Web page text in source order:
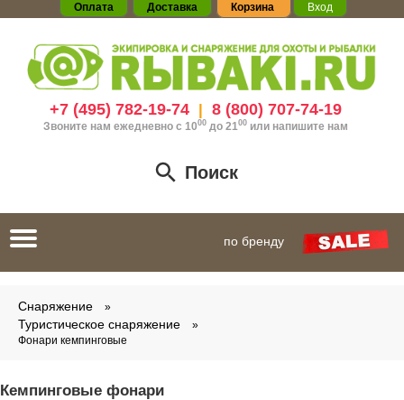
Оплата Доставка Корзина Вход
+7 (495) 782-19-74| 8 (800) 707-74-19
Звоните нам ежедневно с 1000до 21 00 или напишите нам
Поиск
Toggle
navigation
по бренду
Снаряжение
Туристическое снаряжение
Фонари кемпинговые
Кемпинговые фонари